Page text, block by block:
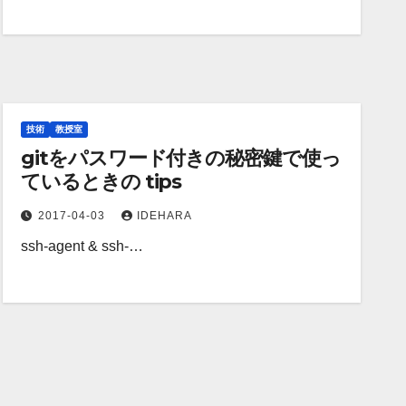
技術 教授室
gitをパスワード付きの秘密鍵で使っ
ているときの tips
2017-04-03 IDEHARA
ssh-agent & ssh-…